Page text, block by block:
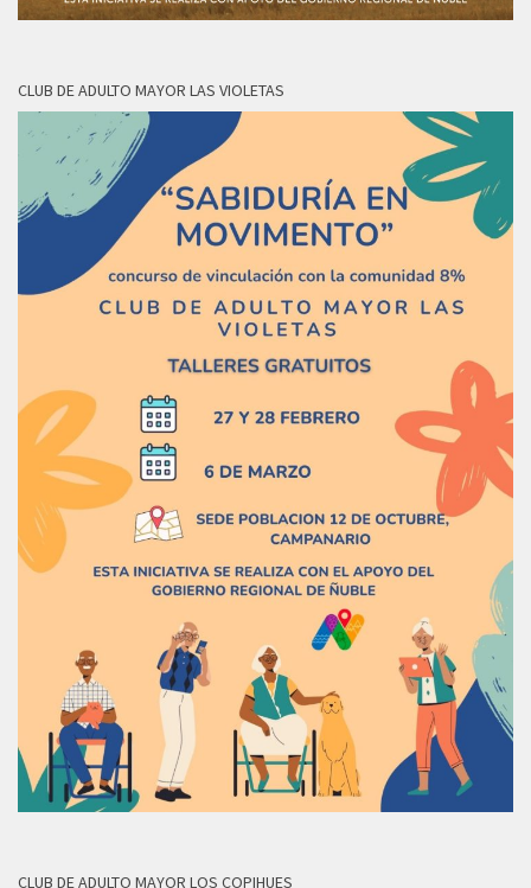
CLUB DE ADULTO MAYOR LAS VIOLETAS
CLUB DE ADULTO MAYOR LOS COPIHUES